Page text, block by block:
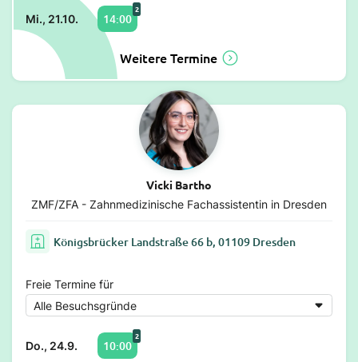
Mi., 21.10. 14:00
2
Weitere Termine
Vicki Bartho
ZMF/ZFA - Zahnmedizinische Fachassistentin in Dresden
Königsbrücker Landstraße 66 b, 01109 Dresden
Freie Termine für
Do., 24.9. 10:00
2